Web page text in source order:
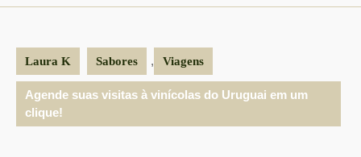
Laura K Sabores , Viagens
Agende suas visitas à vinícolas do Uruguai em um
clique!